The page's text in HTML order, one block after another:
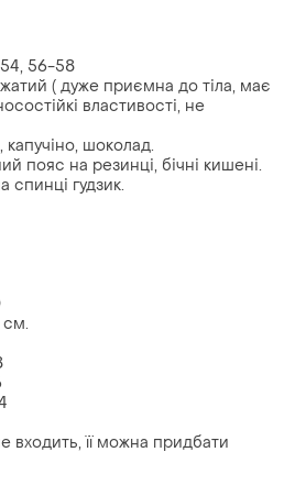
56-58
( дуже приємна до тіла, має
властивості, не
капучіно, шоколад.
пояс на резинці, бічні кишені.
спинці гудзик.
входить, її можна придбати